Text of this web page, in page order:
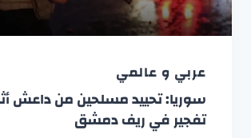
عربي و عالمي
سوريا: تحييد مسلحين من داعش
تفجير في ريف دمشق